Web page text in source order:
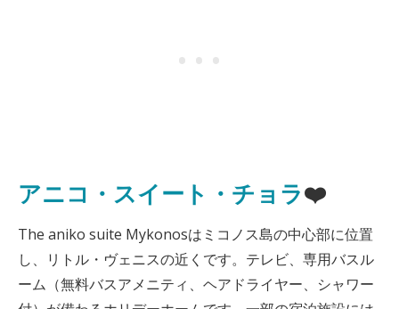
アニコ・スイート・チョラ❤️
The aniko suite Mykonosはミコノス島の中心部に位置
し、リトル・ヴェニスの近くです。テレビ、専用バスル
ーム（無料バスアメニティ、ヘアドライヤー、シャワー